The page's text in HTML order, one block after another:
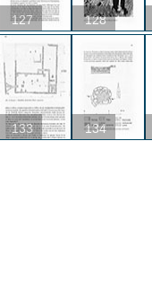
127 128
133 134